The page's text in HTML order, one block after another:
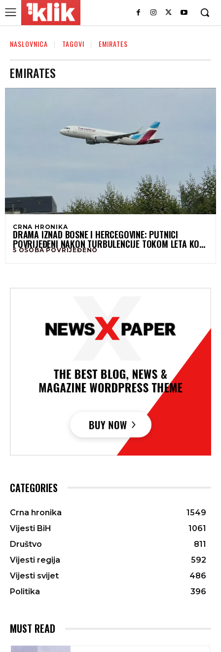
NASLOVNICA TAGOVI EMIRATES
EMIRATES
CRNA HRONIKA
DRAMA IZNAD BOSNE I HERCEGOVINE: PUTNICI
POVRIJEĐENI NAKON TURBULENCIJE TOKOM LETA KOD
SARAJEVA
5 OSOBA POVRIJEĐENO
CATEGORIES
Crna hronika
1549
Vijesti BiH
1061
Društvo
811
Vijesti regija
592
Vijesti svijet
486
Politika
396
MUST READ